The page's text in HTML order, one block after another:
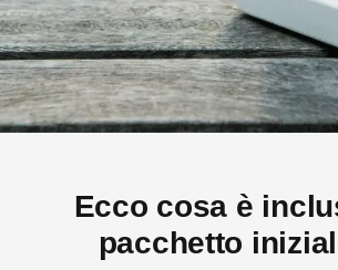
Ecco cosa è
pacchetto